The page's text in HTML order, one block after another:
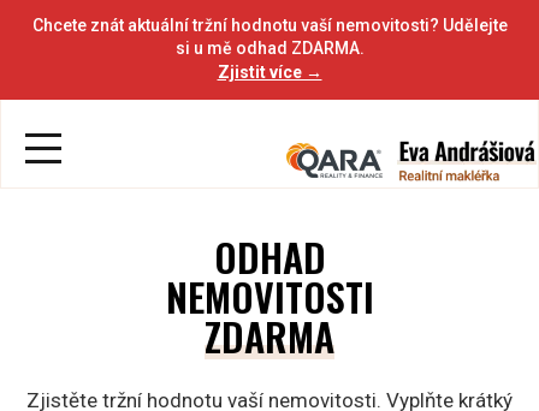
Chcete znát aktuální tržní hodnotu vaší nemovitosti? Udělejte
si u mě odhad ZDARMA.
Zjistit více →
ODHAD
NEMOVITOSTI
ZDARMA
Zjistěte tržní hodnotu vaší nemovitosti. Vyplňte krátký